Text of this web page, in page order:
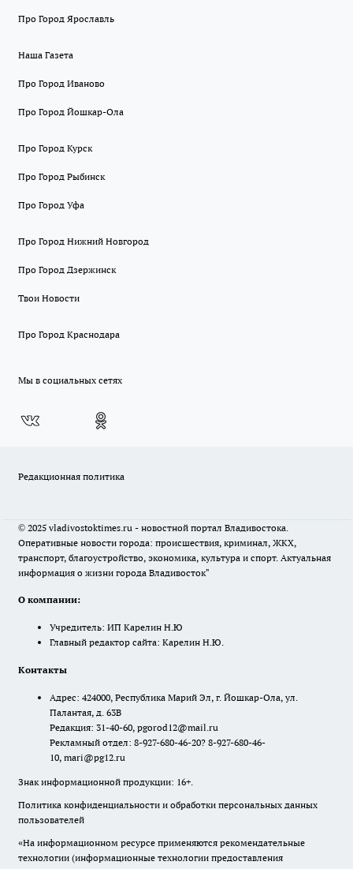
Про Город Ярославль
Наша Газета
Про Город Иваново
Про Город Йошкар-Ола
Про Город Курск
Про Город Рыбинск
Про Город Уфа
Про Город Нижний Новгород
Про Город Дзержинск
Твои Новости
Про Город Краснодара
Мы в социальных сетях
Редакционная политика
© 2025 vladivostoktimes.ru - новостной портал Владивостока.
Оперативные новости города: происшествия, криминал, ЖКХ,
транспорт, благоустройство, экономика, культура и спорт. Актуальная
информация о жизни города Владивосток"
О компании:
Учредитель: ИП Карелин Н.Ю
Главный редактор сайта: Карелин Н.Ю.
Контакты
Адрес: 424000, Республика Марий Эл, г. Йошкар-Ола, ул.
Палантая, д. 63В
Редакция: 31-40-60, pgorod12@mail.ru
Рекламный отдел: 8-927-680-46-20? 8-927-680-46-
10, mari@pg12.ru
Знак информационной продукции: 16+.
Политика конфиденциальности и обработки персональных данных
пользователей
«На информационном ресурсе применяются рекомендательные
технологии (информационные технологии предоставления